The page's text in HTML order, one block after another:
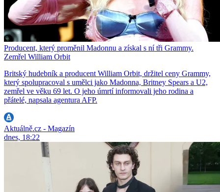
Producent, který proměnil Madonnu a získal s ní tři Grammy.
Zemřel William Orbit
Britský hudebník a producent William Orbit, držitel ceny Grammy,
který spolupracoval s umělci jako Madonna, Britney Spears a U2,
zemřel ve věku 69 let. O jeho úmrtí informovali jeho rodina a
přátelé, napsala agentura AFP.
Aktuálně.cz - Magazín
dnes, 18:22